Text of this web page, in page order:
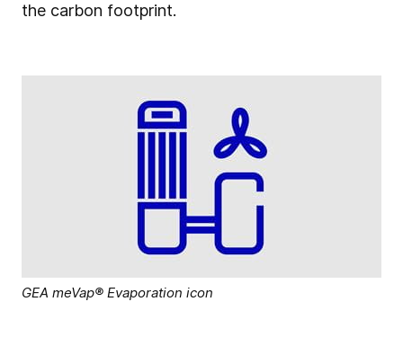
the carbon footprint.
GEA meVap® Evaporation icon